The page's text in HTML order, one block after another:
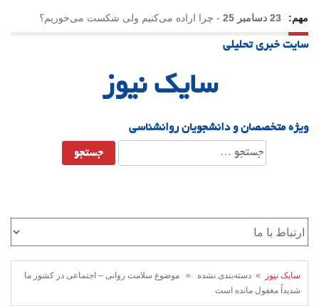
مهم: 23 دسامبر 25 - چرا اراده می‌کنیم ولی شکست می‌خوریم؟
21 دسامبر 25
سایت خبری تحلیلی
سایک نیوز
ویژه متخصصان و دانشجویان روانشناسی
جستجو
برای:
سایک نیوز
» دسته‌بندی نشده » موضوع سلامت روانی – اجتماعی در کشور ما
شدیداً مغفول مانده است